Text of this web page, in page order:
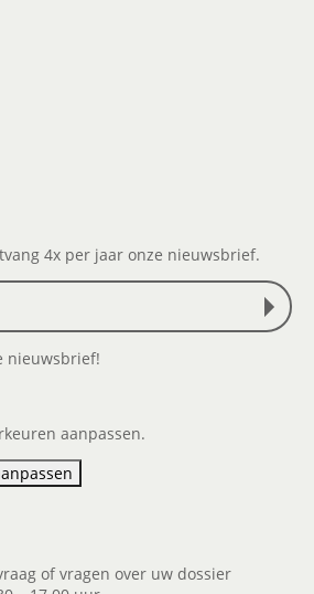
4x per jaar onze nieuwsbrief.
nieuwsbrief!
aanpassen.
of vragen over uw dossier